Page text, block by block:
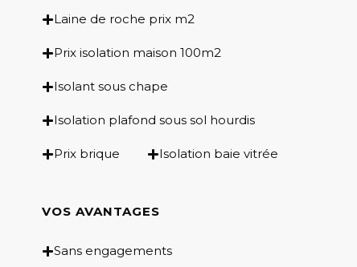
Laine de roche prix m2
Prix isolation maison 100m2
Isolant sous chape
Isolation plafond sous sol hourdis
Prix brique Isolation baie vitrée
VOS AVANTAGES
Sans engagements